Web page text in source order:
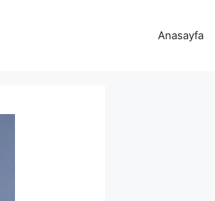
Anasayfa